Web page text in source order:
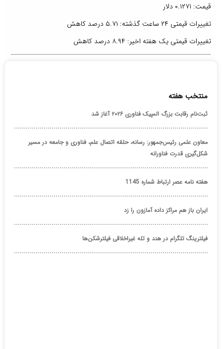
قیمت: ۰.۱۲۷۱ دلار
تغییرات قیمتی ۲۴ ساعت گذشته: ۵.۷۱ درصد کاهش
تغییرات قیمتی یک هفته اخیر: ۸.۹۴ درصد کاهش
منتخب هفته
ثبت‌نام رقابت بزرگ المپیک فناوری ۲۰۲۶ آغاز شد
معاون علمی رئیس‌جمهور: رسانه، حلقه اتصال علم، فناوری و جامعه در مسیر
شکل‌گیری قدرت فناورانه
هفته نامه عصر ارتباط شماره 1145
ایران باز هم مراکز داده آمازون را زد
فیلترینگ تلگرام در هند و تله غیراخلاقی فیلترشکن‌ها